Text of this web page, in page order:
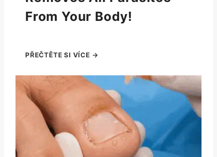
From Your Body!